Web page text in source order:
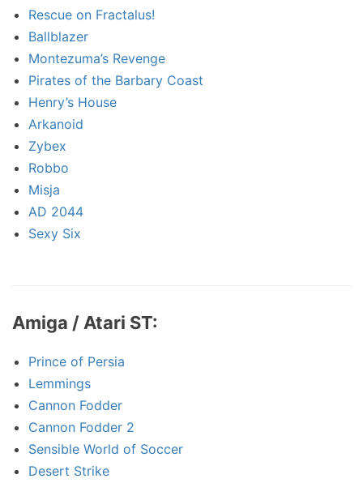
Rescue on Fractalus!
Ballblazer
Montezuma’s Revenge
Pirates of the Barbary Coast
Henry’s House
Arkanoid
Zybex
Robbo
Misja
AD 2044
Sexy Six
Amiga / Atari ST:
Prince of Persia
Lemmings
Cannon Fodder
Cannon Fodder 2
Sensible World of Soccer
Desert Strike